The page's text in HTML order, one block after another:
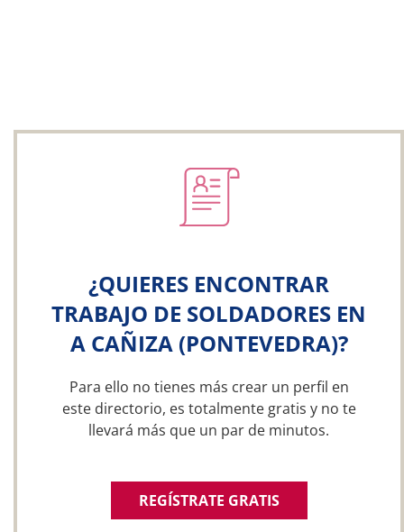
¿QUIERES ENCONTRAR
TRABAJO DE SOLDADORES EN
A CAÑIZA (PONTEVEDRA)?
Para ello no tienes más crear un perfil en
este directorio, es totalmente gratis y no te
llevará más que un par de minutos.
REGÍSTRATE GRATIS